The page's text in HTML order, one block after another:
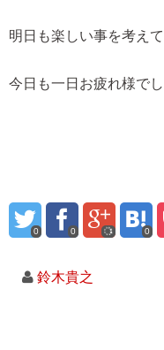
明日も楽しい事を考え
今日も一日お疲れ様でし
0 0 0
鈴木貴之